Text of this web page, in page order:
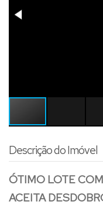
Descrição do Imóvel
ÓTIMO LOTE
ACEITA